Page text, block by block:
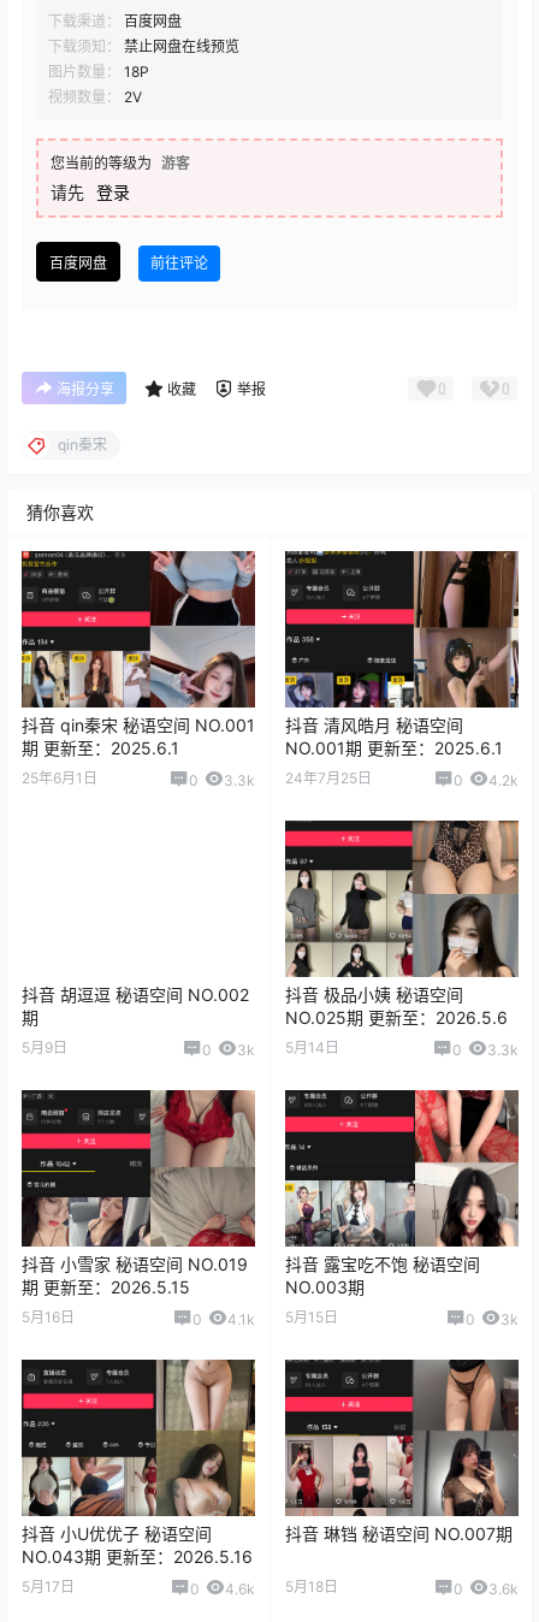
下载渠道：
百度网盘
下载须知：
禁止网盘在线预览
图片数量：
18P
视频数量：
2V
您当前的等级为 游客
请先 登录
百度网盘 前往评论
海报分享 收藏 举报 0 0
qin秦宋
猜你喜欢
抖音 qin秦宋 秘语空间 NO.001
期 更新至：2025.6.1
25年6月1日 0 3.3k
抖音 清风皓月 秘语空间
NO.001期 更新至：2025.6.1
24年7月25日 0 4.2k
抖音 胡逗逗 秘语空间 NO.002
期
5月9日 0 3k
抖音 极品小姨 秘语空间
NO.025期 更新至：2026.5.6
5月14日 0 3.3k
抖音 小雪家 秘语空间 NO.019
期 更新至：2026.5.15
5月16日 0 4.1k
抖音 露宝吃不饱 秘语空间
NO.003期
5月15日 0 3k
抖音 小U优优子 秘语空间
NO.043期 更新至：2026.5.16
5月17日 0 4.6k
抖音 琳铛 秘语空间 NO.007期
5月18日 0 3.6k